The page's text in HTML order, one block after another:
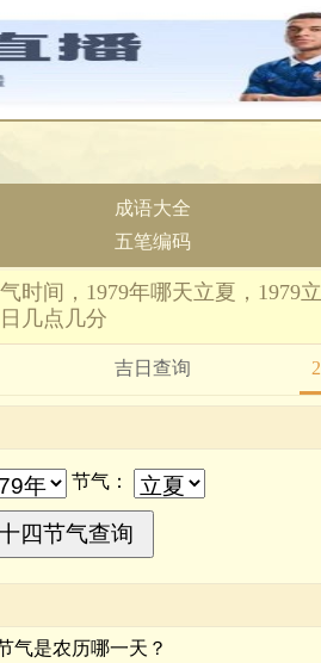
成语大全
五笔编码
时间，1979年哪天立夏，1979
日几点几分
吉日查询
节气：
气是农历哪一天？